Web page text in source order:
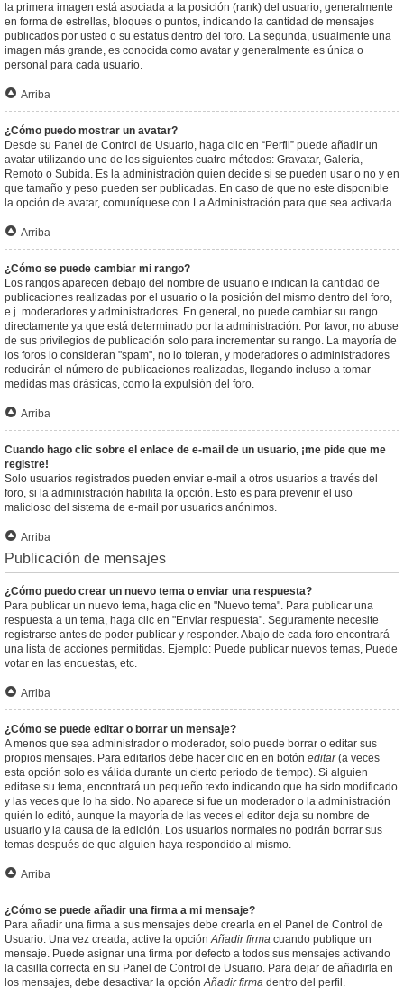
la primera imagen está asociada a la posición (rank) del usuario, generalmente
en forma de estrellas, bloques o puntos, indicando la cantidad de mensajes
publicados por usted o su estatus dentro del foro. La segunda, usualmente una
imagen más grande, es conocida como avatar y generalmente es única o
personal para cada usuario.
Arriba
¿Cómo puedo mostrar un avatar?
Desde su Panel de Control de Usuario, haga clic en “Perfil” puede añadir un
avatar utilizando uno de los siguientes cuatro métodos: Gravatar, Galería,
Remoto o Subida. Es la administración quien decide si se pueden usar o no y en
que tamaño y peso pueden ser publicadas. En caso de que no este disponible
la opción de avatar, comuníquese con La Administración para que sea activada.
Arriba
¿Cómo se puede cambiar mi rango?
Los rangos aparecen debajo del nombre de usuario e indican la cantidad de
publicaciones realizadas por el usuario o la posición del mismo dentro del foro,
e.j. moderadores y administradores. En general, no puede cambiar su rango
directamente ya que está determinado por la administración. Por favor, no abuse
de sus privilegios de publicación solo para incrementar su rango. La mayoría de
los foros lo consideran "spam", no lo toleran, y moderadores o administradores
reducirán el número de publicaciones realizadas, llegando incluso a tomar
medidas mas drásticas, como la expulsión del foro.
Arriba
Cuando hago clic sobre el enlace de e-mail de un usuario, ¡me pide que me
registre!
Solo usuarios registrados pueden enviar e-mail a otros usuarios a través del
foro, si la administración habilita la opción. Esto es para prevenir el uso
malicioso del sistema de e-mail por usuarios anónimos.
Arriba
Publicación de mensajes
¿Cómo puedo crear un nuevo tema o enviar una respuesta?
Para publicar un nuevo tema, haga clic en "Nuevo tema". Para publicar una
respuesta a un tema, haga clic en "Enviar respuesta". Seguramente necesite
registrarse antes de poder publicar y responder. Abajo de cada foro encontrará
una lista de acciones permitidas. Ejemplo: Puede publicar nuevos temas, Puede
votar en las encuestas, etc.
Arriba
¿Cómo se puede editar o borrar un mensaje?
A menos que sea administrador o moderador, solo puede borrar o editar sus
propios mensajes. Para editarlos debe hacer clic en en botón editar(a veces
esta opción solo es válida durante un cierto periodo de tiempo). Si alguien
editase su tema, encontrará un pequeño texto indicando que ha sido modificado
y las veces que lo ha sido. No aparece si fue un moderador o la administración
quién lo editó, aunque la mayoría de las veces el editor deja su nombre de
usuario y la causa de la edición. Los usuarios normales no podrán borrar sus
temas después de que alguien haya respondido al mismo.
Arriba
¿Cómo se puede añadir una firma a mi mensaje?
Para añadir una firma a sus mensajes debe crearla en el Panel de Control de
Usuario. Una vez creada, active la opciónAñadir firma cuando publique un
mensaje. Puede asignar una firma por defecto a todos sus mensajes activando
la casilla correcta en su Panel de Control de Usuario. Para dejar de añadirla en
los mensajes, debe desactivar la opciónAñadir firma dentro del perfil.